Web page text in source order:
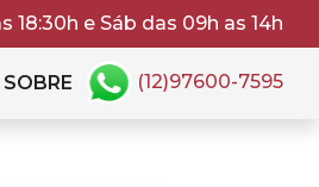
18:30h e Sáb das 09h as 14h
SOBRE (12)97600-7595